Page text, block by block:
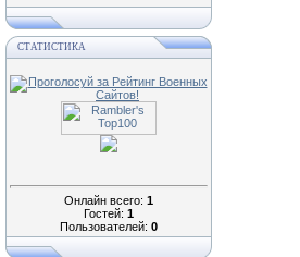
СТАТИСТИКА
Онлайн всего: 1
Гостей: 1
Пользователей: 0